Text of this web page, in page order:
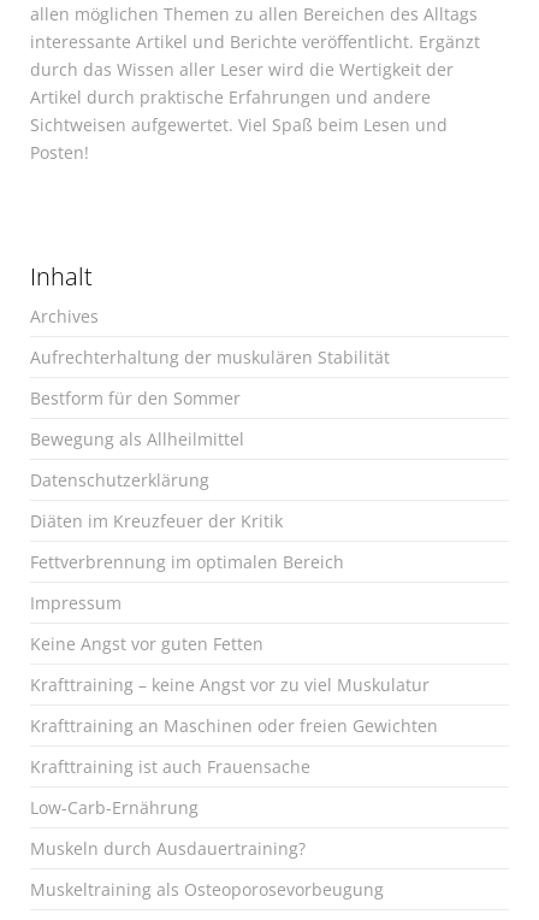
allen möglichen Themen zu allen Bereichen des Alltags
interessante Artikel und Berichte veröffentlicht. Ergänzt
durch das Wissen aller Leser wird die Wertigkeit der
Artikel durch praktische Erfahrungen und andere
Sichtweisen aufgewertet. Viel Spaß beim Lesen und
Posten!
Inhalt
Archives
Aufrechterhaltung der muskulären Stabilität
Bestform für den Sommer
Bewegung als Allheilmittel
Datenschutzerklärung
Diäten im Kreuzfeuer der Kritik
Fettverbrennung im optimalen Bereich
Impressum
Keine Angst vor guten Fetten
Krafttraining – keine Angst vor zu viel Muskulatur
Krafttraining an Maschinen oder freien Gewichten
Krafttraining ist auch Frauensache
Low-Carb-Ernährung
Muskeln durch Ausdauertraining?
Muskeltraining als Osteoporosevorbeugung